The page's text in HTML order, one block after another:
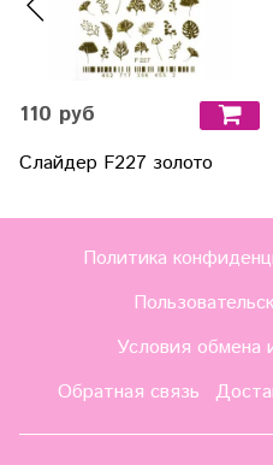
110 руб
Слайдер F227 золото
Политика
Условия обмена
Обратная связь